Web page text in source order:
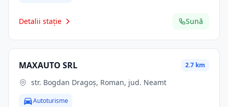
Detalii stație Sună
MAXAUTO SRL 2.7 km
str. Bogdan Dragoş, Roman, jud. Neamt
Autoturisme